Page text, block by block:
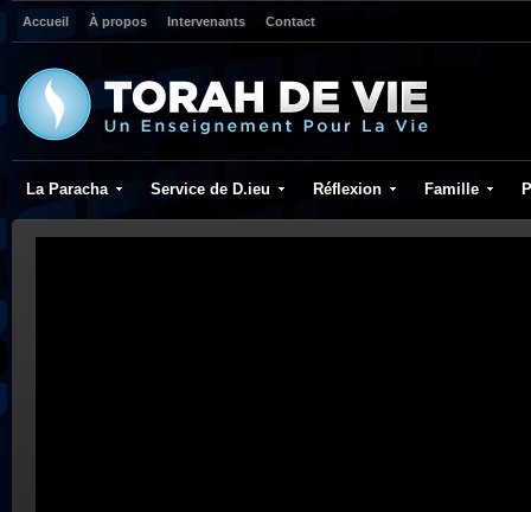
Accueil À propos Intervenants Contact
La Paracha Service de D.ieu Réflexion Famille